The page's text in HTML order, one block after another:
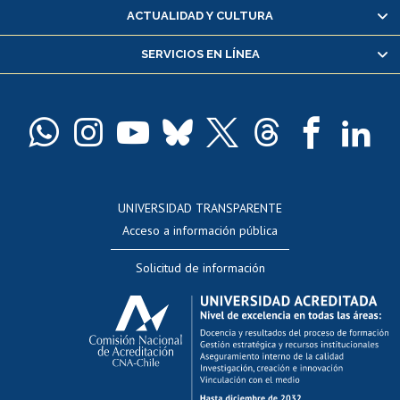
Servicio médico y dental
Pago de arancel y crédito alumnos
Docentes
Evaluación docente
Calificación académica
Postulación al AUCAI
Funcionarias/os
Cursos internos de capacitación
ACTUALIDAD Y CULTURA
SERVICIOS EN LÍNEA
UNIVERSIDAD TRANSPARENTE
Acceso a información pública
Solicitud de información